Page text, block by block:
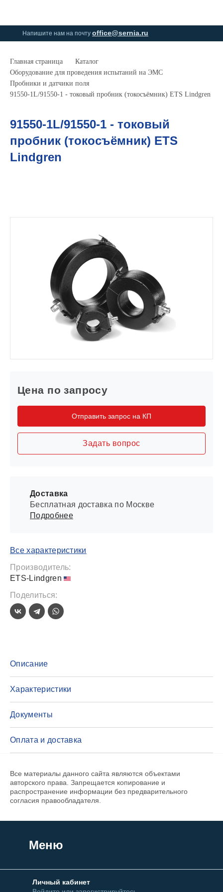
Напишите нам на почту office@sernia.ru
Главная страница
Каталог
Оборудование для проведения испытаний на ЭМС
Пробники и датчики поля
91550-1L/91550-1 - токовый пробник (токосъёмник) ETS Lindgren
91550-1L/91550-1 - токовый
пробник (токосъёмник) ETS
Lindgren
Все характеристики
Производитель:
ETS-Lindgren
Поделиться:
Цена по запросу
Отправить запрос на КП
Задать вопрос
Доставка
Бесплатная доставка по Москве
Подробнее
Описание
Характеристики
Документы
Оплата и доставка
Все материалы данного сайта являются объектами
авторского права. Запрещается копирование и
распространение информации без предварительного
согласия правообладателя.
Меню
Личный кабинет